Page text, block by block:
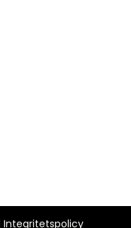
Integritetspolicy